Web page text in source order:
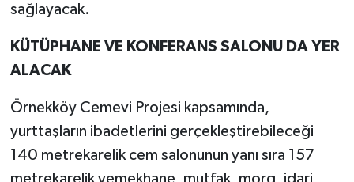
sağlayacak.
KÜTÜPHANE VE KONFERANS SALONU DA YER
ALACAK
Örnekköy Cemevi Projesi kapsamında,
yurttaşların ibadetlerini gerçekleştirebileceği
140 metrekarelik cem salonunun yanı sıra 157
metrekarelik yemekhane, mutfak, morg, idari